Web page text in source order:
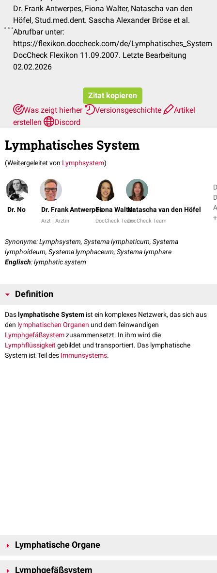
Dr. Frank Antwerpes, Fiona Walter, Natascha van den
Höfel, Stud.med.dent. Sascha Alexander Bröse et al.
Abrufbar unter:
https://flexikon.doccheck.com/de/Lymphatisches_System
DocCheck Flexikon 11.09.2007. Letzte Bearbeitung
02.02.2026
Zitat kopieren
Was zeigt hierher
Versionsgeschichte
Artikel
erstellen
Discord
Lymphatisches System
(Weitergeleitet von Lymphsystem)
Dr. No Dr. Frank Antwerpes
Arzt | Ärztin
Fiona Walter
DocCheck Team
Natascha van den Höfel
DocCheck Team
Synonyme: Lymphsystem, Systema lymphaticum, Systema
lymphoideum, Systema lymphaceum, Systema lymphare
Englisch: lymphatic system
Definition
Das lymphatische System ist ein komplexes Netzwerk, das sich aus
den lymphatischen Organen und dem feinwandigen
Lymphgefäßsystemzusammensetzt. In ihm wird die
Lymphflüssigkeitgebildet und transportiert. Das lymphatische
System ist Teil des Immunsystems.
Lymphatische Organe
denen sichLymphozytendifferenzieren oder vermehren. Man
Lymphgefäßsystem